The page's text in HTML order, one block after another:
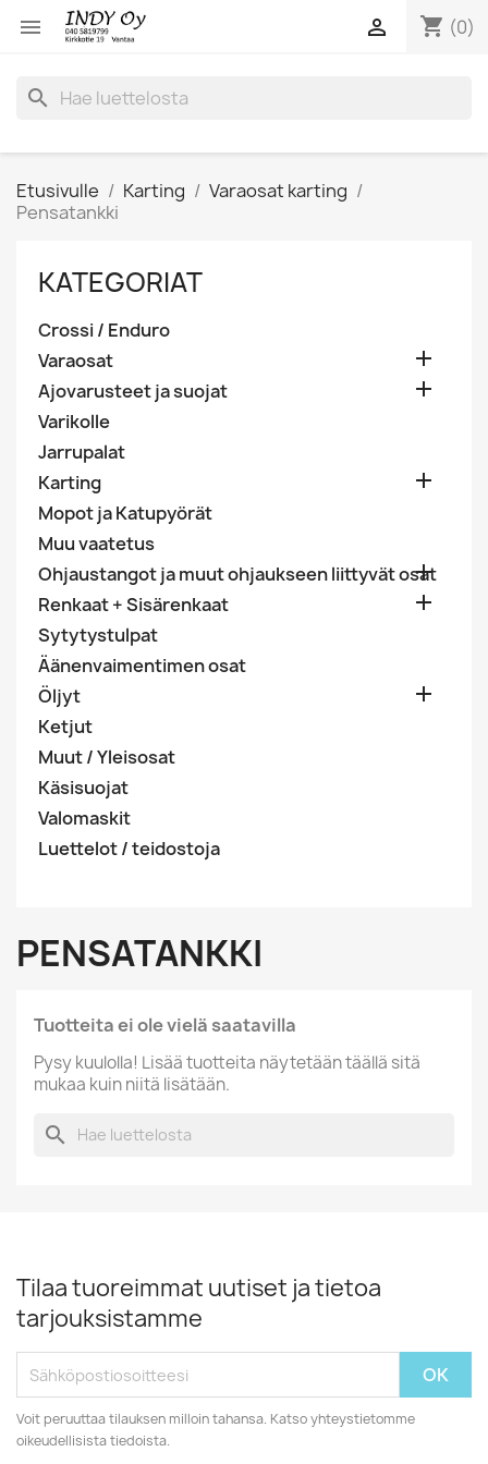
 shopping_cart (0)

search
Etusivulle Karting
Varaosat karting
Pensatankki
KATEGORIAT
Crossi / Enduro
Varaosat

Ajovarusteet ja suojat 
Varikolle
Jarrupalat
Karting

Mopot ja Katupyörät
Muu vaatetus
Ohjaustangot ja muut ohjaukseen liittyvät osat

Renkaat + Sisärenkaat 
Sytytystulpat
Äänenvaimentimen osat
Öljyt

Ketjut
Muut / Yleisosat
Käsisuojat
Valomaskit
Luettelot / teidostoja
PENSATANKKI
Tuotteita ei ole vielä saatavilla
Pysy kuulolla! Lisää tuotteita näytetään täällä sitä
mukaa kuin niitä lisätään.
search
Tilaa tuoreimmat uutiset ja tietoa
tarjouksistamme
Voit peruuttaa tilauksen milloin tahansa. Katso yhteystietomme
oikeudellisista tiedoista.